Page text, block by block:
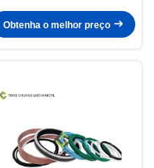
Obtenha o melhor preço